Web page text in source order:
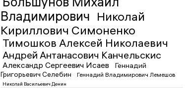
Владимирович Николай
Кириллович Симоненко
Тимошков Алексей Николаевич
Андрей Антанасович Канчельскис
Александр Сергеевич Исаев
Геннадий
Григорьевич Селебин
Геннадий Владимирович Лемешов
Николай Васильевич Денин